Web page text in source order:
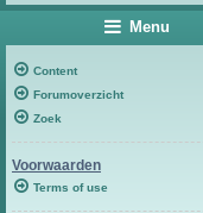
Menu
Content
Forumoverzicht
Zoek
Voorwaarden
Terms of use